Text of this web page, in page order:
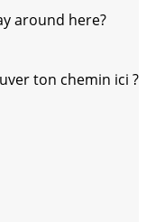
around here?
ton chemin ici ?